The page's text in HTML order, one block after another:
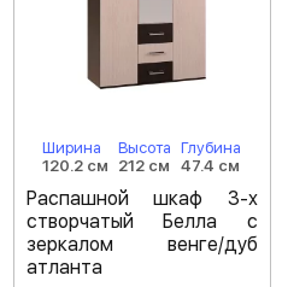
Ширина
120.2 см
Высота
212 см
Глубина
47.4 см
Распашной шкаф 3-х
створчатый Белла с
зеркалом венге/дуб
атланта